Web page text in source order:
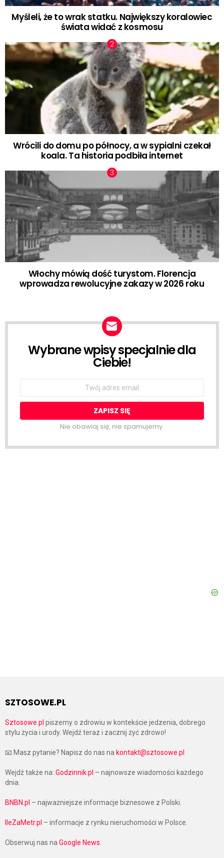
Myśleli, że to wrak statku. Największy koralowiec
świata widać z kosmosu
Wrócili do domu po północy, a w sypialni czekał
koala. Ta historia podbiła internet
Włochy mówią dość turystom. Florencja
wprowadza rewolucyjne zakazy w 2026 roku
NEWSLETTER
Wybrane wpisy specjalnie dla
Ciebie!
Email
Nie obawiaj się, nie spamujemy.
SZTOSOWE.PL
Sztosowe.pl piszemy o zdrowiu w kontekście jedzenia, dobrego
stylu życia i urody. Wejdź teraz i zacznij żyć zdrowo!
📧 Masz pytanie? Napisz do nas na kontakt@sztosowe.pl
Wejdź także na: Godzinnik.pl – najnowsze wiadomości każdego
dnia.
BNBN.pl – najważniejsze informacje biznesowe z Polski.
IleZaMetr.pl – informacje z rynku nieruchomości w Polsce.
Obserwuj nas na Google News